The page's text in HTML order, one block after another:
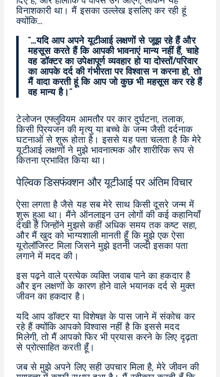
विनाशकारी था। मैं इसका उल्लेख इसलिए कर रही हूं
क्योंकि…
“…यदि आप अपने यूटीआई लक्षणों से जूझ रहे हैं और
महसूस करते हैं कि आपकी भावनाएं मान्य नहीं हैं, चाहे
वह डॉक्टर का उपेक्षापूर्ण व्यवहार हो या दोस्तों/परिवार
का आपके दर्द की गंभीरता पर विश्वास न करना हो, तो
मैं वादा करती हूं कि आप जो कुछ भी महसूस कर रहे हैं
वह मान्य है।”
टेलोजन एफ्लुवियम आमतौर पर कार दुर्घटना, तलाक,
किसी प्रियजन की मृत्यु या बच्चे के जन्म जैसी दर्दनाक
घटनाओं से शुरू होता है। इससे यह पता चलता है कि मेरे
यूटीआई लक्षणों ने मुझे भावनात्मक और शारीरिक रूप से
कितना प्रभावित किया था।
पेल्विक डिसफंक्शन और यूटीआई पर अंतिम विचार
ऐसा लगता है जैसे यह सब मेरे साथ किसी दूसरे जन्म में
शुरू हुआ था। मैंने ऑनलाइन उन लोगों की कई कहानियाँ
देखी हैं जिन्होंने मुझसे कहीं अधिक समय तक कष्ट सहा,
और मैं खुद को भाग्यशाली मानती हूँ कि मुझे एक ऐसा
यूरोलॉजिस्ट मिला जिसने मुझे इतनी जल्दी इसका पता
लगाने में मदद की।
इस पढ़ने वाले प्रत्येक व्यक्ति जवाब पाने का हकदार है
और इन लक्षणों के कारण होने वाले भयानक दर्द से मुक्त
जीवन का हकदार है।
यदि आप डॉक्टर या विशेषज्ञ के पास जाने में संकोच कर
रहे हैं क्योंकि आपको विश्वास नहीं है कि इससे मदद
मिलेगी, तो मैं आपको फिर भी प्रयास करने के लिए दृढ़ता
से प्रोत्साहित करती हूँ।
जब से मुझे अपने लिए सही उपचार मिला है, मेरे जीवन की